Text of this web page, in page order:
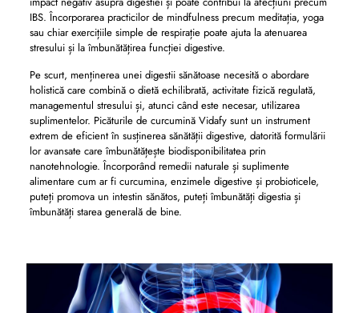
IBS. Încorporarea practicilor de mindfulness precum meditația, yoga
sau chiar exercițiile simple de respirație poate ajuta la atenuarea
stresului și la îmbunătățirea funcției digestive.
Pe scurt, menținerea unei digestii sănătoase necesită o abordare
holistică care combină o dietă echilibrată, activitate fizică regulată,
managementul stresului și, atunci când este necesar, utilizarea
suplimentelor. Picăturile de curcumină Vidafy sunt un instrument
extrem de eficient în susținerea sănătății digestive, datorită formulării
lor avansate care îmbunătățește biodisponibilitatea prin
nanotehnologie. Încorporând remedii naturale și suplimente
alimentare cum ar fi curcumina, enzimele digestive și probioticele,
puteți promova un intestin sănătos, puteți îmbunătăți digestia și
îmbunătăți starea generală de bine.